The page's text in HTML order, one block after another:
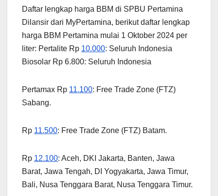
Daftar lengkap harga BBM di SPBU Pertamina
Dilansir dari MyPertamina, berikut daftar lengkap
harga BBM Pertamina mulai 1 Oktober 2024 per
liter: Pertalite Rp 10.000: Seluruh Indonesia
Biosolar Rp 6.800: Seluruh Indonesia
Pertamax Rp 11.100: Free Trade Zone (FTZ)
Sabang.
Rp 11.500: Free Trade Zone (FTZ) Batam.
Rp 12.100: Aceh, DKI Jakarta, Banten, Jawa
Barat, Jawa Tengah, DI Yogyakarta, Jawa Timur,
Bali, Nusa Tenggara Barat, Nusa Tenggara Timur.